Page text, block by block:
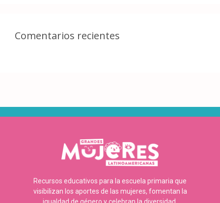
Comentarios recientes
Recursos educativos para la escuela primaria que
visibilizan los aportes de las mujeres, fomentan la
igualdad de género y celebran la diversidad.